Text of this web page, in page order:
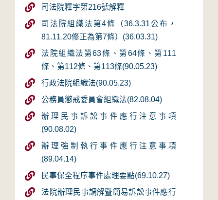
司法院釋字第216號解釋
司法院組織法第4條（36.3.31公布，
81.11.20修正為第7條）(36.03.31)
法院組織法第63條、第64條、第111
條、第112條、第113條(90.05.23)
行政法院組織法(90.05.23)
公務員懲戒委員會組織法(82.08.04)
辦理民事訴訟事件應行注意事項
(90.08.02)
辦理強制執行事件應行注意事項
(89.04.14)
民事保全程序事件處理要點(69.10.27)
法院辦理民事調解暨簡易訴訟事件應行